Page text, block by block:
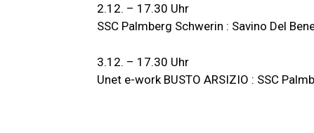
2.12. – 17.30 Uhr
SSC Palmberg Schwerin : Savino Del
3.12. – 17.30 Uhr
Unet e-work BUSTO ARSIZIO : SSC